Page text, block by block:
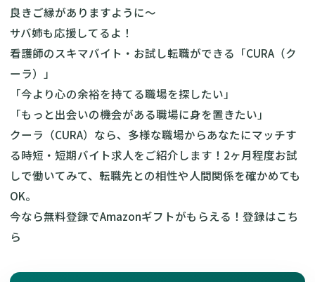
良きご縁がありますように～
サバ姉も応援してるよ！
看護師のスキマバイト・お試し転職ができる「CURA（ク
ーラ）」
「今より心の余裕を持てる職場を探したい」
「もっと出会いの機会がある職場に身を置きたい」
クーラ（CURA）なら、多様な職場からあなたにマッチす
る時短・短期バイト求人をご紹介します！2ヶ月程度お試
しで働いてみて、転職先との相性や人間関係を確かめても
OK。
今なら無料登録でAmazonギフトがもらえる！ 登録はこち
ら